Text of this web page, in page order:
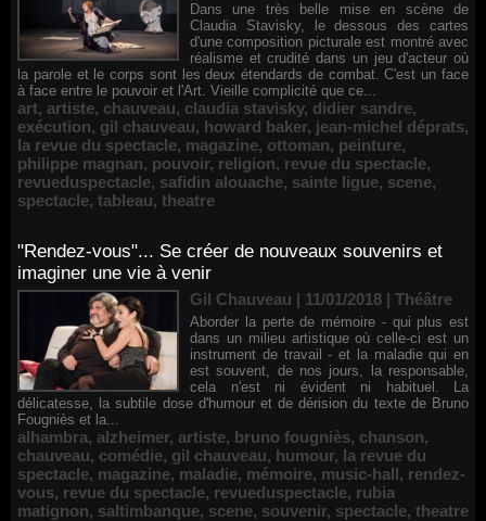
Dans une très belle mise en scène de
Claudia Stavisky, le dessous des cartes
d'une composition picturale est montré avec
réalisme et crudité dans un jeu d'acteur où
la parole et le corps sont les deux étendards de combat. C'est un face
à face entre le pouvoir et l'Art. Vieille complicité que ce...
art, artiste, chauveau, claudia stavisky, didier sandre,
exécution, gil chauveau, howard baker, jean-michel déprats,
la revue du spectacle, magazine, ottoman, peinture,
philippe magnan, pouvoir, religion, revue du spectacle,
revueduspectacle, safidin alouache, sainte ligue, scene,
spectacle, tableau, theatre
"Rendez-vous"... Se créer de nouveaux souvenirs et
imaginer une vie à venir
Gil Chauveau | 11/01/2018 | Théâtre
Aborder la perte de mémoire - qui plus est
dans un milieu artistique où celle-ci est un
instrument de travail - et la maladie qui en
est souvent, de nos jours, la responsable,
cela n'est ni évident ni habituel. La
délicatesse, la subtile dose d'humour et de dérision du texte de Bruno
Fougniès et la...
alhambra, alzheimer, artiste, bruno fougniès, chanson,
chauveau, comédie, gil chauveau, humour, la revue du
spectacle, magazine, maladie, mémoire, music-hall, rendez-
vous, revue du spectacle, revueduspectacle, rubia
matignon, saltimbanque, scene, souvenir, spectacle, theatre